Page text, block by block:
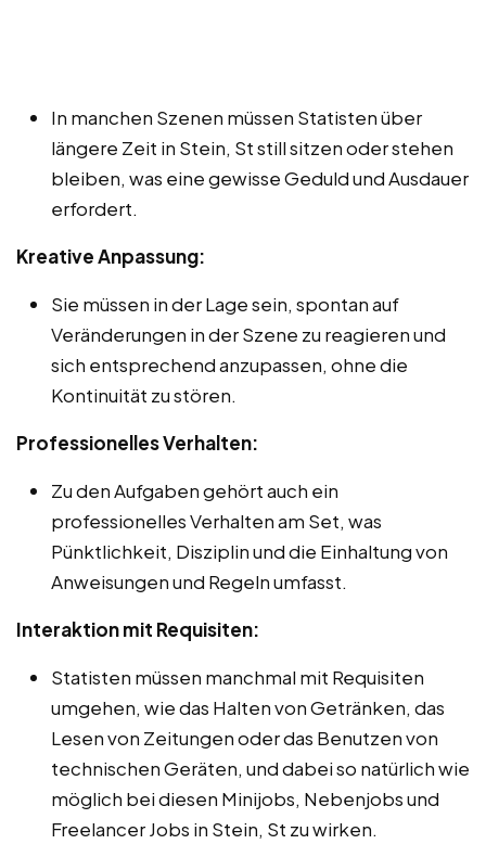
In manchen Szenen müssen Statisten über
längere Zeit in Stein, St still sitzen oder stehen
bleiben, was eine gewisse Geduld und Ausdauer
erfordert.
Kreative Anpassung:
Sie müssen in der Lage sein, spontan auf
Veränderungen in der Szene zu reagieren und
sich entsprechend anzupassen, ohne die
Kontinuität zu stören.
Professionelles Verhalten:
Zu den Aufgaben gehört auch ein
professionelles Verhalten am Set, was
Pünktlichkeit, Disziplin und die Einhaltung von
Anweisungen und Regeln umfasst.
Interaktion mit Requisiten:
Statisten müssen manchmal mit Requisiten
umgehen, wie das Halten von Getränken, das
Lesen von Zeitungen oder das Benutzen von
technischen Geräten, und dabei so natürlich wie
möglich bei diesen Minijobs, Nebenjobs und
Freelancer Jobs in Stein, St zu wirken.